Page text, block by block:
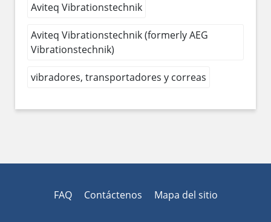
Aviteq Vibrationstechnik
Aviteq Vibrationstechnik (formerly AEG
Vibrationstechnik)
vibradores, transportadores y correas
FAQ Contáctenos Mapa del sitio